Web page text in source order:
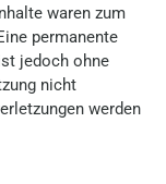
waren zum
permanente
jedoch ohne
nicht
werden